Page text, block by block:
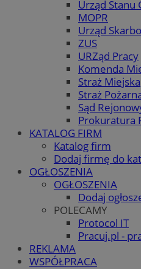
Urząd Stanu
MOPR
Urząd
ZUS
URZąd Pracy
Komenda
Straż Miejska
Straż
Sąd
Prokuratura
KATALOG FIRM
Katalog firm
Dodaj firmę do
OGŁOSZENIA
OGŁOSZENIA
Dodaj
POLECAMY
Protocol IT
Pracuj.pl -
REKLAMA
WSPÓŁPRACA